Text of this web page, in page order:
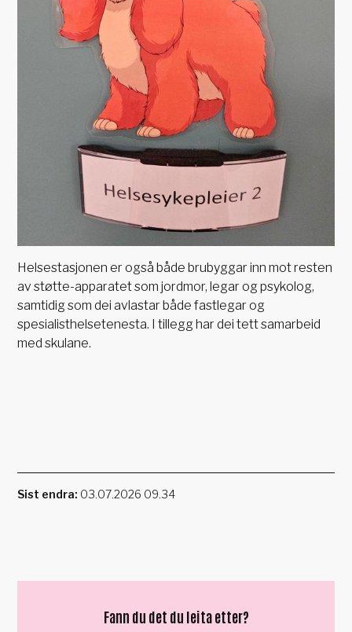
Helsestasjonen er også både brubyggar inn mot resten
av støtte-apparatet som jordmor, legar og psykolog,
samtidig som dei avlastar både fastlegar og
spesialisthelsetenesta. I tillegg har dei tett samarbeid
med skulane.
Sist endra 03.07.2026 09.34
Fann du det du leita etter?